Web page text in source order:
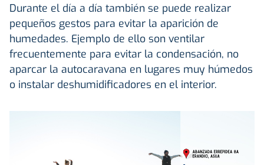
Durante el día a día también se puede realizar
pequeños gestos para evitar la aparición de
humedades. Ejemplo de ello son ventilar
frecuentemente para evitar la condensación, no
aparcar la autocaravana en lugares muy húmedos
o instalar deshumidificadores en el interior.